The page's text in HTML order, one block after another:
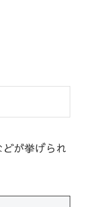
が挙げられ